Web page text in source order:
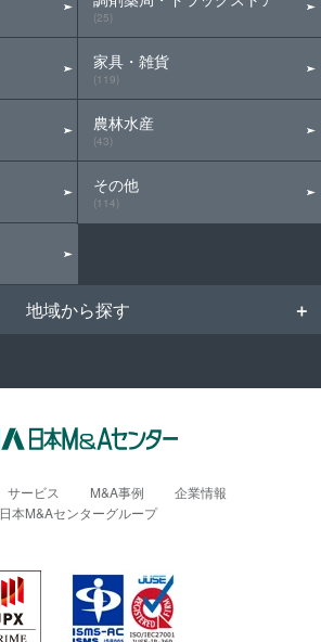
(25)
家具・雑貨
(119)
農林水産
(43)
その他
(114)
地域から探す
サービス M&A事例
企業情報
日本M&Aセンターグループ